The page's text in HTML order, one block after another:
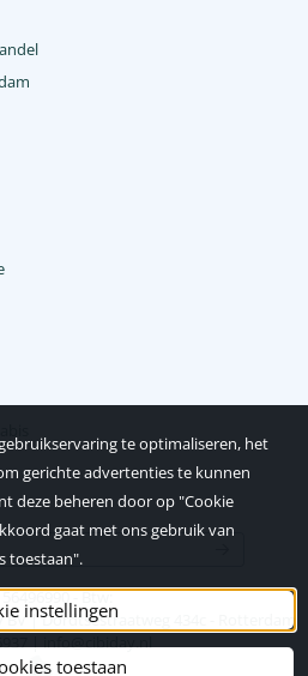
- Btw:
BV | Dordtsestraatweg 434c - Rotterdam
| info@cibiday.nl
te optimaliseren, het
gerichte advertenties te kunnen
deze beheren door op "Cookie
gaat met ons gebruik van
toestaan".
instellingen
toestaan